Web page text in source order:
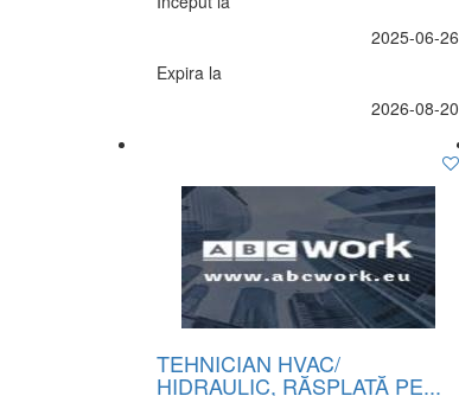
2025-06-26
Expira la
2026-08-20
TEHNICIAN HVAC/
HIDRAULIC, RĂSPLATĂ PE...